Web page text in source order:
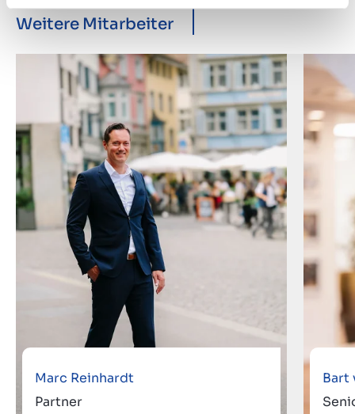
Weitere Mitarbeiter
Marc Reinhardt
Partner
Bart